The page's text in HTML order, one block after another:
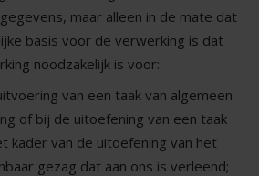
maar alleen in de mate dat
basis voor de verwerking is dat
noodzakelijk is voor:
van een taak van algemeen
of bij de uitoefening van een taak
kader van de uitoefening van het
gezag dat aan ons is verleend;